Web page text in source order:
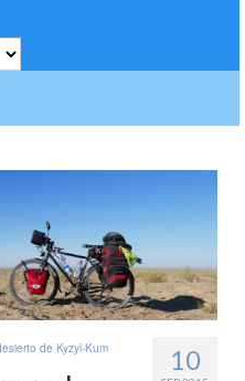
10
de Kyzyl-Kum